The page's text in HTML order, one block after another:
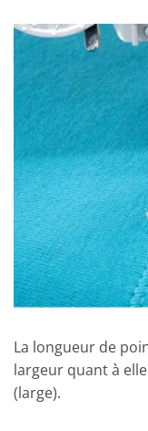
La longueur de
largeur quant à
(large).